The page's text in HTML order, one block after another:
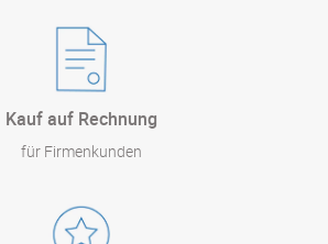
Kauf auf Rechnung
für Firmenkunden